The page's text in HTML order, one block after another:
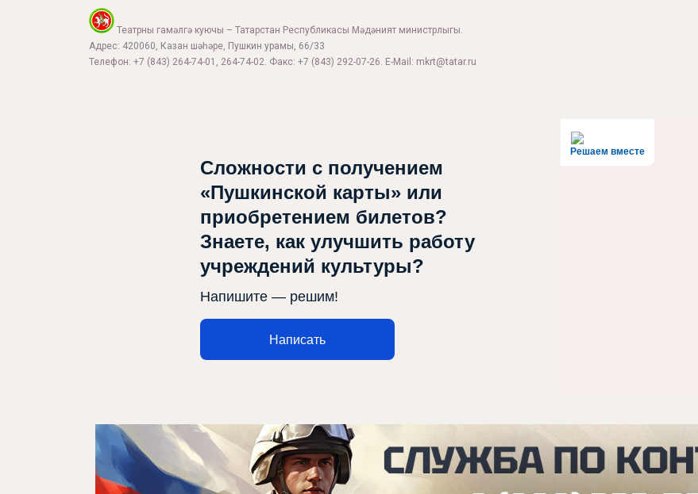
Театр турында
Театрны гамәлгә куючы – Татарстан Республикасы Мәдәният министрлыгы.
Адрес: 420060, Казан шәһәре, Пушкин урамы, 66/33
Телефон: +7 (843) 264-74-01, 264-74-02. Факс: +7 (843) 292-07-26. E-Mail: mkrt@tatar.ru
Решаем вместе
Сложности с получением
«Пушкинской карты» или
приобретением билетов?
Знаете, как улучшить работу
учреждений культуры?
Напишите — решим!
Написать